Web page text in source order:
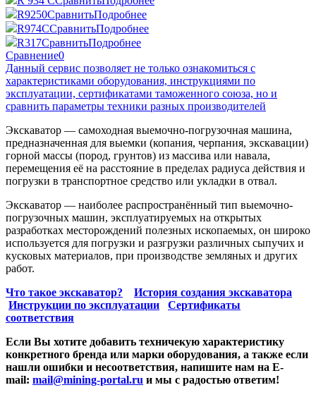
R9250СравнитьПодробнее
R974CСравнитьПодробнее
R317СравнитьПодробнее
Сравнение0
Данный сервис позволяет не только ознакомиться с
характеристиками оборудования, инструкциями по
эксплуатации, сертификатами таможенного союза, но и
сравнить параметры техники разных производителей
Экскаватор — самоходная выемочно-погрузочная машина,
предназначенная для выемки (копания, черпания, экскавации)
горной массы (пород, грунтов) из массива или навала,
перемещения её на расстояние в пределах радиуса действия и
погрузки в транспортное средство или укладки в отвал.
Экскаватор — наиболее распространённый тип выемочно-
погрузочных машин, эксплуатируемых на открытых
разработках месторождений полезных ископаемых, он широко
используется для погрузки и разгрузки различных сыпучих и
кусковых материалов, при производстве земляных и других
работ.
Что такое экскаватор?
История создания экскаватора
Инструкции по эксплуатации
Сертификаты
соответствия
Если Вы хотите добавить техничекую характеристику
конкретного бренда или марки оборудования, а также если
нашли ошибки и несоответствия, напишите нам на E-
mail: mail@mining-portal.ru и мы с радостью ответим!